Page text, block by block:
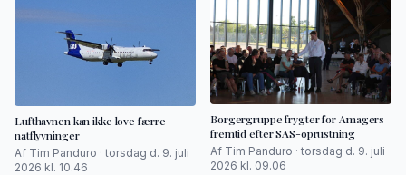
Lufthavnen kan ikke love færre
natflyvninger
Af Tim Panduro · torsdag d. 9. juli
2026 kl. 10.46
Borgergruppe frygter for Amagers
fremtid efter SAS-oprustning
Af Tim Panduro · torsdag d. 9. juli
2026 kl. 09.06